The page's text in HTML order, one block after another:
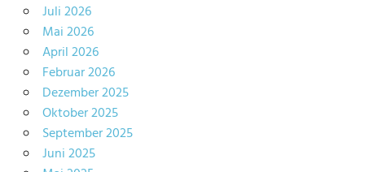
Juli 2026
Mai 2026
April 2026
Februar 2026
Dezember 2025
Oktober 2025
September 2025
Juni 2025